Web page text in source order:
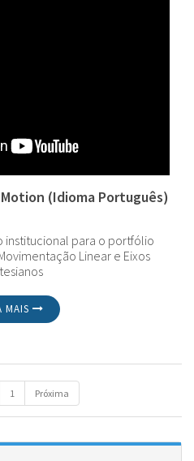
(Idioma Português)
institucional para o portfólio
Linear e Eixos
MAIS
1 Próxima